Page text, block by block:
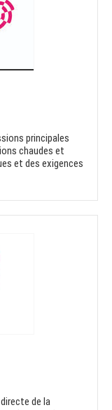
principales
chaudes et
et des exigences
de la